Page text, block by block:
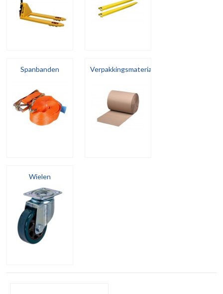
Spanbanden Verpakkingsmateriaal
Wielen